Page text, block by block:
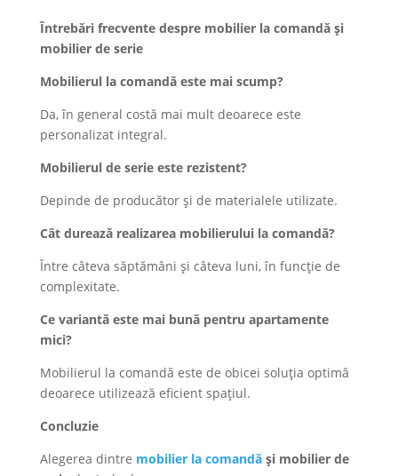
Întrebări frecvente despre mobilier la comandă și
mobilier de serie
Mobilierul la comandă este mai scump?
Da, în general costă mai mult deoarece este
personalizat integral.
Mobilierul de serie este rezistent?
Depinde de producător și de materialele utilizate.
Cât durează realizarea mobilierului la comandă?
Între câteva săptămâni și câteva luni, în funcție de
complexitate.
Ce variantă este mai bună pentru apartamente
mici?
Mobilierul la comandă este de obicei soluția optimă
deoarece utilizează eficient spațiul.
Concluzie
Alegerea dintre mobilier la comandăși mobilier de